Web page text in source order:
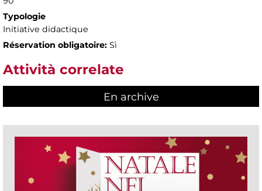
Typologie
Initiative didactique
Réservation obligatoire: Sì
Attività correlate
En archive